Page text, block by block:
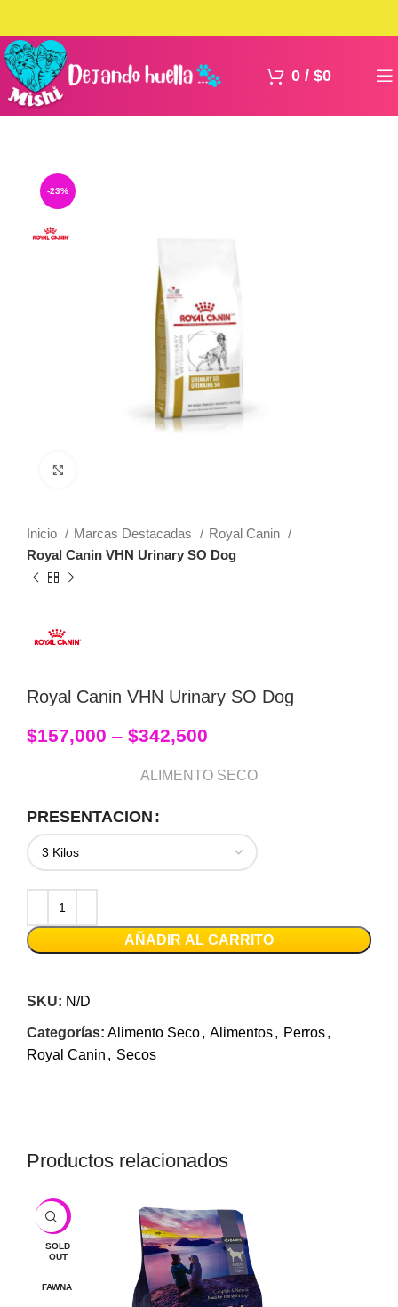
0 / $0
-23%
Inicio Marcas Destacadas
Royal Canin
Royal Canin VHN Urinary SO Dog
Royal Canin VHN Urinary SO Dog
$157,000 – $342,500
ALIMENTO SECO
PRESENTACION
AÑADIR AL CARRITO
SKU: N/D
Categorías: Alimento Seco, Alimentos, Perros,
Royal Canin , Secos
Productos relacionados
-9%
SOLD
OUT
FAWNA